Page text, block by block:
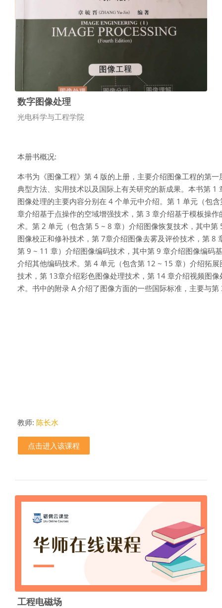
数字图像处理
课程类别
光电科学与工程学院
本册书概况:
本书为《图像工程》第 4 版的上册，主要介绍图像工程的第一
典型方法、实用技术以及国际上有关研究的新成果。 本书第 1
图像处理的主要内容分别在 4 个单元中介绍。第 1 单元（包含
章介绍基于点操作的空域增强技术， 第 3 章介绍基于模板操
术。第 2 单元（包含第 5 ~ 8 章） 介绍图像恢复技术，其中第
图像校正和修补技术，第 7章介绍图像去雾及评价技术，第 8
第 9 ~ 11 章）介绍图像编码技术，其中第 9 章介绍图像编码
介绍其他编码技术。第 4 单元（包含第 12 ~ 15 章）介绍拓
技术，第 13章介绍彩色图像处理技术，第 14 章介绍视频图
术。书中的附录 A 介绍了图像方面的一些国际标准，主要与第
教师: 陈长水
点击进入该课程
工程电磁场